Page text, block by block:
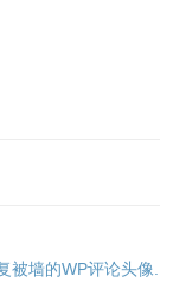
被墙的WP评论头像.